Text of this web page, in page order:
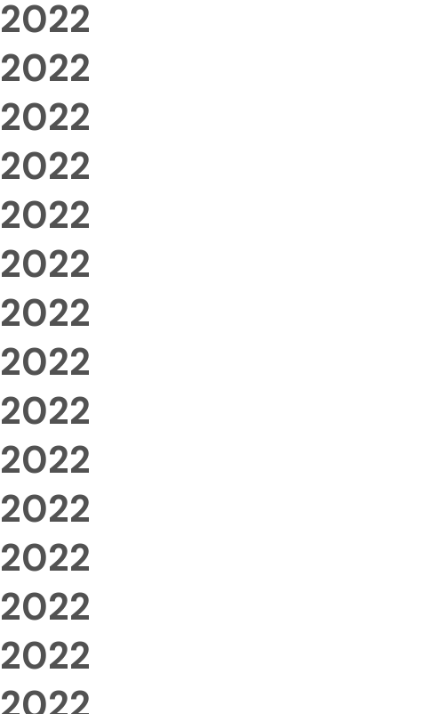
2022
2022
2022
2022
2022
2022
2022
2022
2022
2022
2022
2022
2022
2022